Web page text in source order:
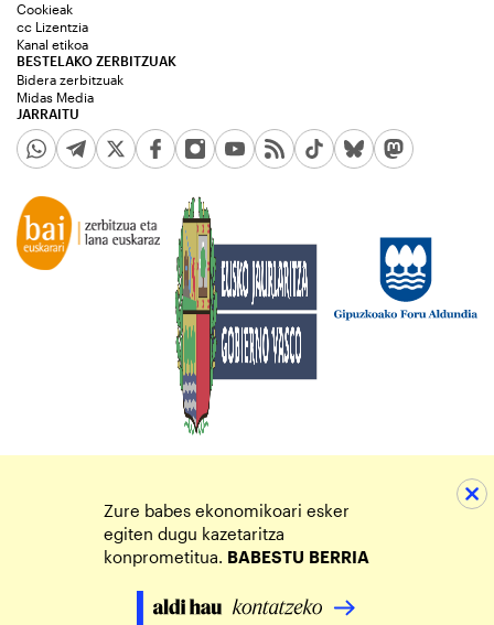
JARRAITU
Cookieak
cc Lizentzia
Kanal etikoa
BESTELAKO ZERBITZUAK
Bidera zerbitzuak
Midas Media
Zure babes ekonomikoari esker
egiten dugu kazetaritza
konprometitua. BABESTU BERRIA